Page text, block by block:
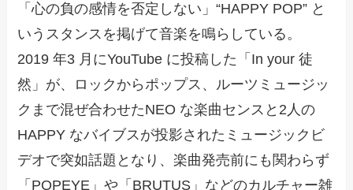
「心の負の感情を否定しない」“HAPPY POP” と
いうスタンスを掲げて音楽を鳴らしている。
2019 年3 月にYouTube に投稿した「In your 徒
然」が、ロックからポップス、ルーツミュージッ
クまで混ぜ合わせたNEO な楽曲センスと2人の
HAPPY なバイブスが投影されたミュージックビ
デオで突如話題となり、楽曲発売前にも関わらず
「POPEYE」や「BRUTUS」などのカルチャー雑